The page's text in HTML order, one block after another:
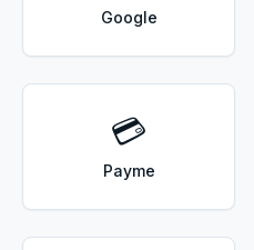
Google
💳
Payme